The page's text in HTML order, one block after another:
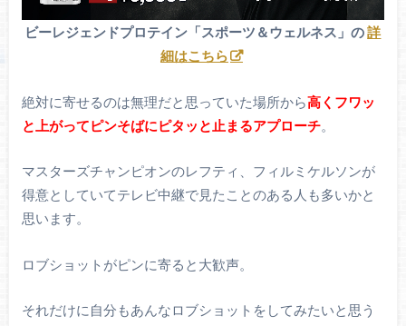
ビーレジェンドプロテイン「スポーツ＆ウェルネス」の詳
細はこちら
絶対に寄せるのは無理だと思っていた場所から高くフワッ
と上がってピンそばにピタッと止まるアプローチ。
マスターズチャンピオンのレフティ、フィルミケルソンが
得意としていてテレビ中継で見たことのある人も多いかと
思います。
ロブショットがピンに寄ると大歓声。
それだけに自分もあんなロブショットをしてみたいと思う